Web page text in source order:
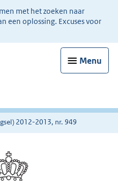
met het zoeken naar
een oplossing. Excuses voor
Menu
2012-2013, nr. 949